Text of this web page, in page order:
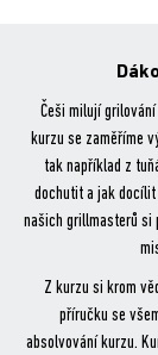
Češi milují
kurzu se zaměříme
tak například z
dochutit a jak docílit
našich grillmasterů si
Z kurzu si krom
příručku se
absolvování kurzu.